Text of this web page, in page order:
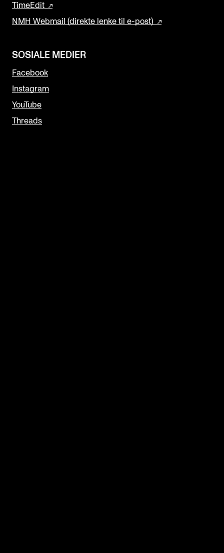
TimeEdit
NMH Webmail (direkte lenke til e-post)
SOSIALE MEDIER
Facebook
Instagram
YouTube
Threads